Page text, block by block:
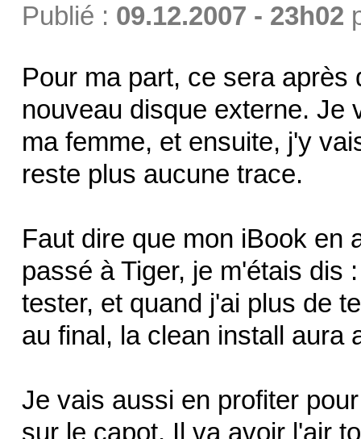
Publié : 09.12.2007 - 23h02
Pour ma part, ce sera
nouveau disque externe. Je
ma femme, et ensuite, j'y
reste plus aucune trace.
Faut dire que mon iBook en
passé à Tiger, je m'étais dis
tester, et quand j'ai plus de
au final, la clean install aura
Je vais aussi en profiter
sur le capot. Il va avoir l'air